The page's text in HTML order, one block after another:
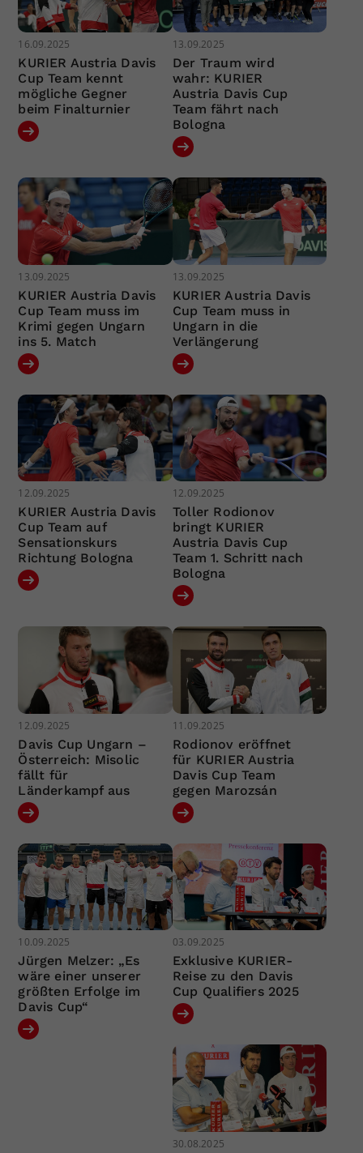
16.09.2025
KURIER Austria Davis
Cup Team kennt
mögliche Gegner
beim Finalturnier
13.09.2025
Der Traum wird
wahr: KURIER
Austria Davis Cup
Team fährt nach
Bologna
13.09.2025
KURIER Austria Davis
Cup Team muss im
Krimi gegen Ungarn
ins 5. Match
13.09.2025
KURIER Austria Davis
Cup Team muss in
Ungarn in die
Verlängerung
12.09.2025
KURIER Austria Davis
Cup Team auf
Sensationskurs
Richtung Bologna
12.09.2025
Toller Rodionov
bringt KURIER
Austria Davis Cup
Team 1. Schritt nach
Bologna
12.09.2025
Davis Cup Ungarn –
Österreich: Misolic
fällt für
Länderkampf aus
11.09.2025
Rodionov eröffnet
für KURIER Austria
Davis Cup Team
gegen Marozsán
10.09.2025
Jürgen Melzer: „Es
wäre einer unserer
größten Erfolge im
Davis Cup“
03.09.2025
Exklusive KURIER-
Reise zu den Davis
Cup Qualifiers 2025
30.08.2025